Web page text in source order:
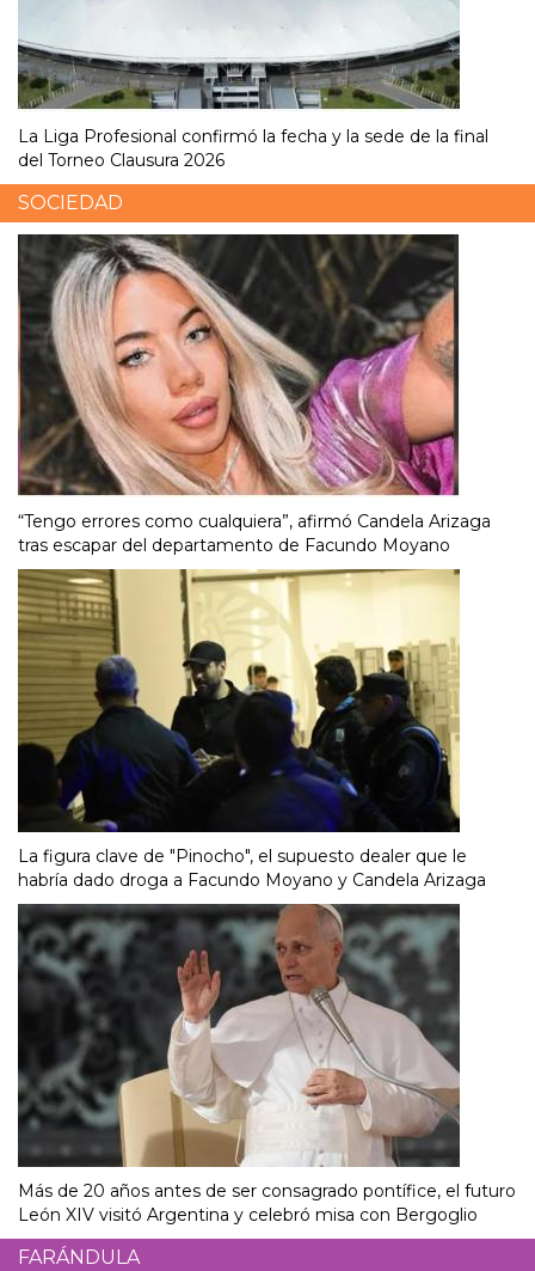
La Liga Profesional confirmó la fecha y la sede de la final
del Torneo Clausura 2026
SOCIEDAD
“Tengo errores como cualquiera”, afirmó Candela Arizaga
tras escapar del departamento de Facundo Moyano
La figura clave de "Pinocho", el supuesto dealer que le
habría dado droga a Facundo Moyano y Candela Arizaga
Más de 20 años antes de ser consagrado pontífice, el futuro
León XIV visitó Argentina y celebró misa con Bergoglio
FARÁNDULA